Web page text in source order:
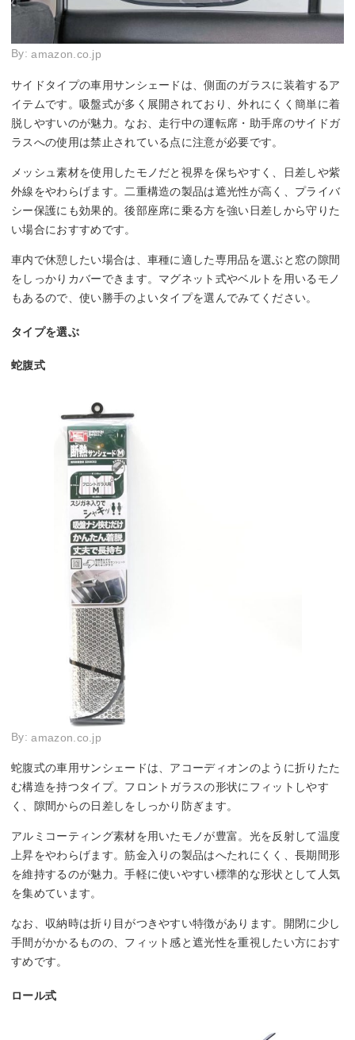
By:amazon.co.jp
サイドタイプの車用サンシェードは、側面のガラスに装着するア
イテムです。吸盤式が多く展開されており、外れにくく簡単に着
脱しやすいのが魅力。なお、走行中の運転席・助手席のサイドガ
ラスへの使用は禁止されている点に注意が必要です。
メッシュ素材を使用したモノだと視界を保ちやすく、日差しや紫
外線をやわらげます。二重構造の製品は遮光性が高く、プライバ
シー保護にも効果的。後部座席に乗る方を強い日差しから守りた
い場合におすすめです。
車内で休憩したい場合は、車種に適した専用品を選ぶと窓の隙間
をしっかりカバーできます。マグネット式やベルトを用いるモノ
もあるので、使い勝手のよいタイプを選んでみてください。
タイプを選ぶ
蛇腹式
By:amazon.co.jp
蛇腹式の車用サンシェードは、アコーディオンのように折りたた
む構造を持つタイプ。フロントガラスの形状にフィットしやす
く、隙間からの日差しをしっかり防ぎます。
アルミコーティング素材を用いたモノが豊富。光を反射して温度
上昇をやわらげます。筋金入りの製品はへたれにくく、長期間形
を維持するのが魅力。手軽に使いやすい標準的な形状として人気
を集めています。
なお、収納時は折り目がつきやすい特徴があります。開閉に少し
手間がかかるものの、フィット感と遮光性を重視したい方におす
すめです。
ロール式